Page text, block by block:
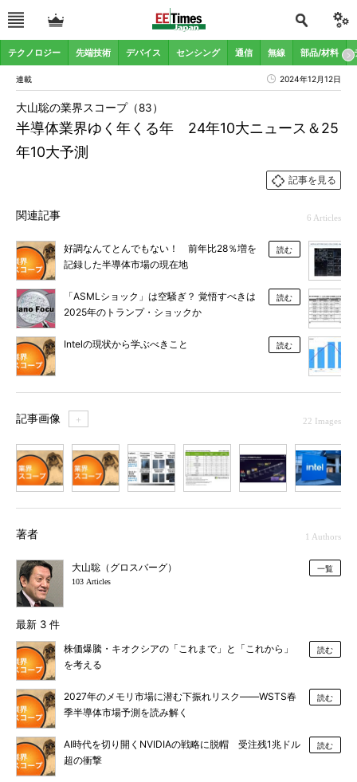
テクノロジー 先端技術 デバイス センシング 通信 無線 部品/材料
連載 2024年12月12日
半導体業界ゆく年くる年 24年10大ニュース＆25
年10大予測
大山聡の業界スコープ（83）
記事を見る
関連記事 6 Articles
好調なんてとんでもない！ 前年比28％増を
記録した半導体市場の現在地
読む
「ASMLショック」は空騒ぎ？ 覚悟すべきは
2025年のトランプ・ショックか
読む
Intelの現状から学ぶべきこと 読む
記事画像 ＋ 22 Images
著者 1 Authors
大山聡（グロスバーグ）
103 Articles
一覧
最新 3 件
株価爆騰・キオクシアの「これまで」と「これから」
を考える
読む
2027年のメモリ市場に潜む下振れリスク――WSTS春
季半導体市場予測を読み解く
読む
AI時代を切り開くNVIDIAの戦略に脱帽 受注残1兆ドル
超の衝撃
読む